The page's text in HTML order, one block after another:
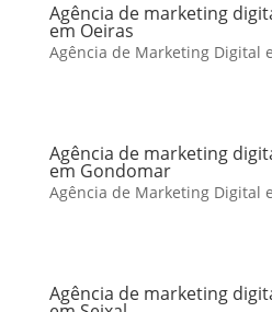
Agência de marketing
em Oeiras
Agência de Marketing Digital
Agência de marketing
em Gondomar
Agência de Marketing Digital
Agência de marketing